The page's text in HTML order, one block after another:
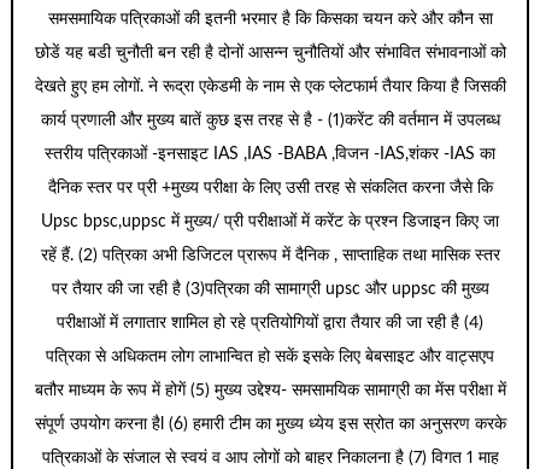
समसमायिक पत्रिकाओं की इतनी भरमार है कि किसका चयन करे और कौन सा
छोडें यह बडी चुनौती बन रही है दोनों आसन्न चुनौतियों और संभावित संभावनाओं को
देखते हुए हम लोगों. ने रूद्रा एकेडमी के नाम से एक प्लेटफार्म तैयार किया है जिसकी
कार्य प्रणाली और मुख्य बातें कुछ इस तरह से है - (1)करेंट की वर्तमान में उपलब्ध
स्तरीय पत्रिकाओं -इनसाइट IAS ,IAS -BABA ,विजन -IAS,शंकर -IAS का
दैनिक स्तर पर प्री +मुख्य परीक्षा के लिए उसी तरह से संकलित करना जैसे कि
Upsc bpsc,uppsc में मुख्य/ प्री परीक्षाओं में करेंट के प्रश्न डिजाइन किए जा
रहें हैं. (2) पत्रिका अभी डिजिटल प्रारूप में दैनिक , साप्ताहिक तथा मासिक स्तर
पर तैयार की जा रही है (3)पत्रिका की सामाग्री upsc और uppsc की मुख्य
परीक्षाओं में लगातार शामिल हो रहे प्रतियोगियों द्वारा तैयार की जा रही है (4)
पत्रिका से अधिकतम लोग लाभान्वित हो सकें इसके लिए बेबसाइट और वाट्सएप
बतौर माध्यम के रूप में होगें (5) मुख्य उद्देश्य- समसामयिक सामाग्री का मेंस परीक्षा में
संपूर्ण उपयोग करना हैl (6) हमारी टीम का मुख्य ध्येय इस स्रोत का अनुसरण करके
पत्रिकाओं के संजाल से स्वयं व आप लोगों को बाहर निकालना है (7) विगत 1 माह